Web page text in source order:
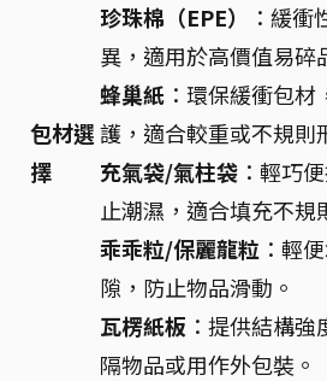
包材選
擇
珍珠棉（EPE）
：緩
異，適用於高價值易碎
蜂巢紙 ：環保緩衝包
護，適合較重或不規則
充氣袋/氣柱袋 ：輕巧
止潮濕，適合填充不規
乖乖粒/保麗龍粒 ：輕
隙，防止物品滑動。
瓦楞紙板 ：提供結構
隔物品或用作外包裝。